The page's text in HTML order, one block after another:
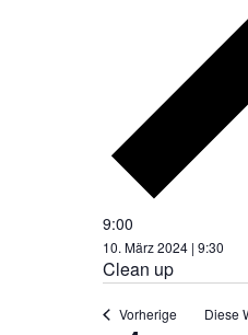
9:00
10. März 2024 | 9:30
Clean up
Vorherige Diese